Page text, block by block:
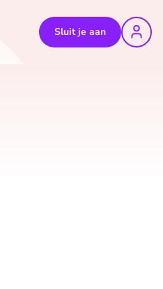
Sluit je aan